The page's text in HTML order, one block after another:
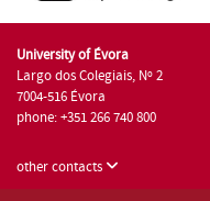
University of Évora
Largo dos Colegiais, Nº 2
7004-516 Évora
phone: +351 266 740 800
other contacts